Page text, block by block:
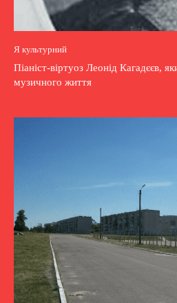
Я культурний
Піаніст-віртуоз Леонід Кагадєєв,
музичного життя